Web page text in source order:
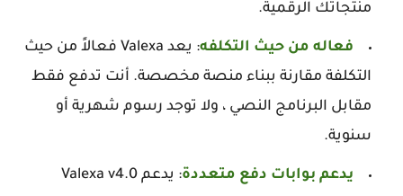
منتجاتك الرقمية.
فعاله من حيث التكلفه
: يعد Valexa فعالاً من حيث
التكلفة مقارنة ببناء منصة مخصصة. أنت تدفع فقط
مقابل البرنامج النصي ، ولا توجد رسوم شهرية أو
سنوية.
يدعم بوابات دفع متعددة
: يدعم Valexa v4.0